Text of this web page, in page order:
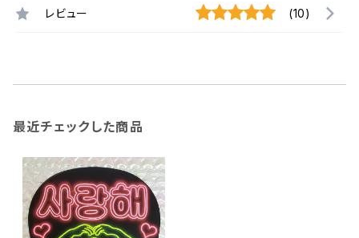
レビュー (10)
最近チェックした商品